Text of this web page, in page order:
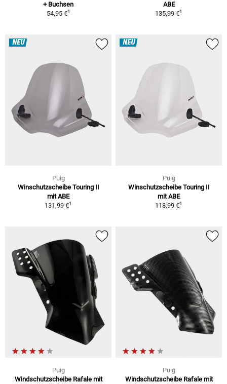
+ Buchsen
54,95 €1
ABE
135,99 €1
NEU
Puig
Winschutzscheibe Touring II
mit ABE
131,99 €1
NEU
Puig
Winschutzscheibe Touring II
mit ABE
118,99 €1
Puig
Windschutzscheibe Rafale mit
Puig
Windschutzscheibe Rafale mit